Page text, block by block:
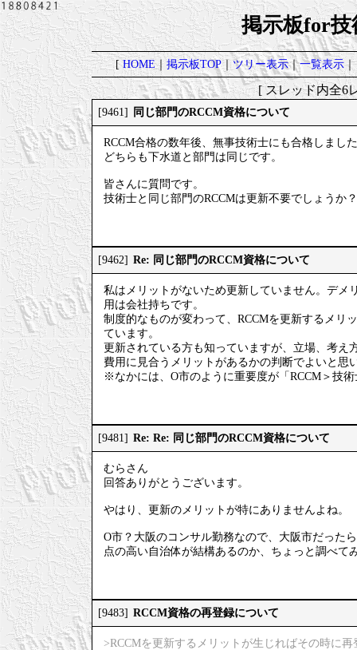
掲示板for技
[HOME｜掲示板TOP｜ツリー表示｜一覧表示｜
[ スレッド内全
[9461] 同じ部門のRCCM資格について
RCCM合格の数年後、無事技術士にも合格しまし
どちらも下水道と部門は同じです。
皆さんに質問です。
技術士と同じ部門のRCCMは更新不要でしょうか？
[9462] Re: 同じ部門のRCCM資格について
私はメリットがないため更新していません。デメ
用は会社持ちです。
制度的なものが変わって、RCCMを更新するメリ
ています。
更新されている方も知っていますが、立場、考
費用に見合うメリットがあるかの判断でよいと思
※なかには、O市のように重要度が「RCCM＞技
[9481] Re: Re: 同じ部門のRCCM資格について
むらさん
回答ありがとうございます。
やはり、更新のメリットが特にありませんよね。
O市？大阪のコンサル勤務なので、大阪市だった
点の高い自治体が結構あるのか、ちょっと調べて
[9483] RCCM資格の再登録について
>RCCMを更新するメリットが生じればその時に